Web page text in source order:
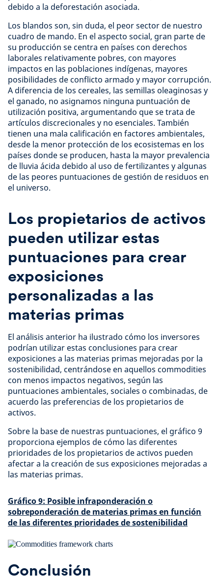
debido a la deforestación asociada.
Los blandos son, sin duda, el peor sector de nuestro
cuadro de mando. En el aspecto social, gran parte de
su producción se centra en países con derechos
laborales relativamente pobres, con mayores
impactos en las poblaciones indígenas, mayores
posibilidades de conflicto armado y mayor corrupción.
A diferencia de los cereales, las semillas oleaginosas y
el ganado, no asignamos ninguna puntuación de
utilización positiva, argumentando que se trata de
artículos discrecionales y no esenciales. También
tienen una mala calificación en factores ambientales,
desde la menor protección de los ecosistemas en los
países donde se producen, hasta la mayor prevalencia
de lluvia ácida debido al uso de fertilizantes y algunas
de las peores puntuaciones de gestión de residuos en
el universo.
Los propietarios de activos
pueden utilizar estas
puntuaciones para crear
exposiciones
personalizadas a las
materias primas
El análisis anterior ha ilustrado cómo los inversores
podrían utilizar estas conclusiones para crear
exposiciones a las materias primas mejoradas por la
sostenibilidad, centrándose en aquellos commodities
con menos impactos negativos, según las
puntuaciones ambientales, sociales o combinadas, de
acuerdo las preferencias de los propietarios de
activos.
Sobre la base de nuestras puntuaciones, el gráfico 9
proporciona ejemplos de cómo las diferentes
prioridades de los propietarios de activos pueden
afectar a la creación de sus exposiciones mejoradas a
las materias primas.
Gráfico 9: Posible infraponderación o
sobreponderación de materias primas en función
de las diferentes prioridades de sostenibilidad
Conclusión